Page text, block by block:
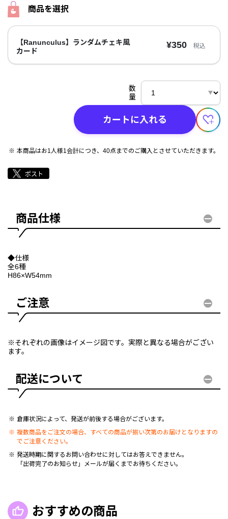
商品を選択
【Ranunculus】ランダムチェキ風
カード
¥350 税込
数
量
カートに入れる
本商品はお1人様1会計につき、40点までのご購入とさせていただきます。
商品仕様
◆仕様
全6種
H86×W54mm
ご注意
※それぞれの画像はイメージ図です。実際と異なる場合がござい
ます。
配送について
倉庫状況によって、発送が前後する場合がございます。
複数商品をご注文の場合、すべての商品が揃い次第のお届けとなりますの
でご注意ください。
発送時期に関するお問い合わせに対してはお答えできません。
「出荷完了のお知らせ」メールが届くまでお待ちください。
おすすめの商品